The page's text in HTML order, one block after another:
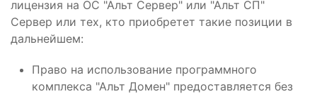
лицензия на ОС "Альт Сервер" или "Альт СП"
Сервер или тех, кто приобретет такие позиции в
дальнейшем:
Право на использование программного
комплекса "Альт Домен" предоставляется без